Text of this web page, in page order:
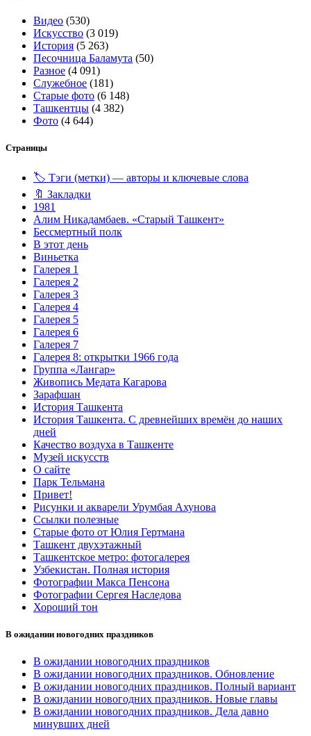
Видео (530)
Искусство (3 019)
История (5 263)
Песочница Баламута (50)
Разное (4 091)
Служебное (181)
Старые фото (6 148)
Ташкентцы (4 382)
Фото (4 644)
Страницы
🏷️ Тэги (метки) — авторы и ключевые слова
🔖 Закладки
1981
Алим Никадамбаев. «Старый Ташкент»
Бессмертный полк
В этот день
Виньетка
Галерея 1
Галерея 2
Галерея 3
Галерея 4
Галерея 5
Галерея 6
Галерея 7
Галерея 8: открытки 1966 года
Группа «Лангар»
Живопись Медата Кагарова
Зарафшан
История Ташкента
История Ташкента. С древнейших времён до наших
дней
Качество воздуха в Ташкенте
Музей искусств
О сайте
Парк Тельмана
Привет!
Рисунки и акварели Урумбая Ахунова
Ссылки полезные
Старые фото от Юлия Гертмана
Ташкент двухэтажный
Ташкентское метро: фотогалерея
Узбекистан. Полная история
Фотографии Макса Пенсона
Фотографии Сергея Наследова
Хороший тон
В ожидании новогодних праздников
В ожидании новогодних праздников
В ожидании новогодних праздников. Обновление
В ожидании новогодних праздников. Полный вариант
В ожидании новогодних праздников. Новые главы
В ожидании новогодних праздников. Дела давно
минувших дней